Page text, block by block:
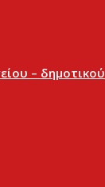
– δημοτικού